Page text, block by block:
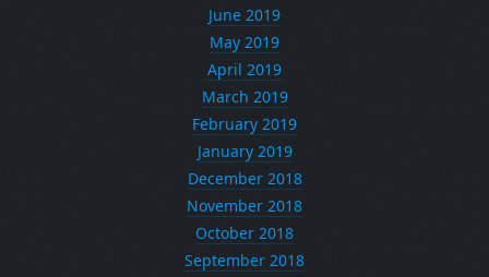
June 2019
May 2019
April 2019
March 2019
February 2019
January 2019
December 2018
November 2018
October 2018
September 2018